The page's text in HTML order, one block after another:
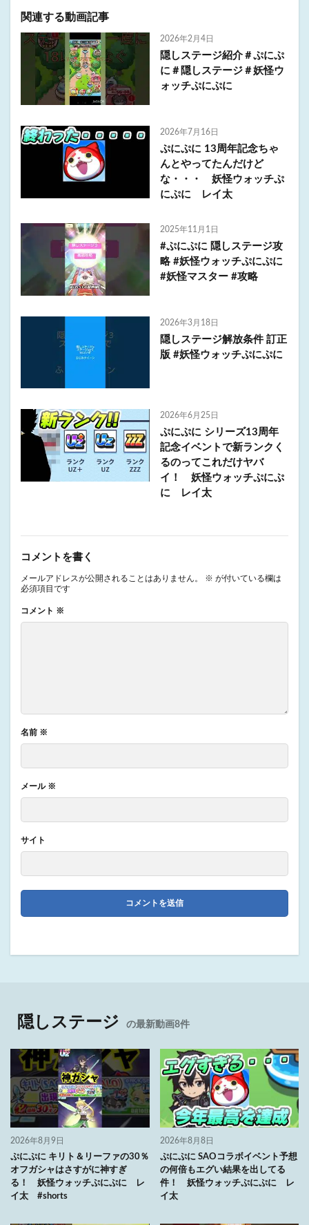
関連する動画記事
2026年2月4日
隠しステージ紹介＃ぷにぷ
に＃隠しステージ＃妖怪ウ
ォッチぷにぷに
2026年7月16日
ぷにぷに 13周年記念ちゃ
んとやってたんだけど
な・・・ 妖怪ウォッチぷ
にぷに レイ太
2025年11月1日
#ぷにぷに 隠しステージ攻
略 #妖怪ウォッチぷにぷに
#妖怪マスター #攻略
2026年3月18日
隠しステージ解放条件 訂正
版 #妖怪ウォッチぷにぷに
2026年6月25日
ぷにぷに シリーズ13周年
記念イベントで新ランクく
るのってこれだけヤバ
イ！ 妖怪ウォッチぷにぷ
に レイ太
コメントを書く
メールアドレスが公開されることはありません。 ※ が付いている欄は
必須項目です
コメント ※
名前 ※
メール ※
サイト
隠しステージ の最新動画8件
2026年8月9日
ぷにぷに キリト＆リーファの30％
オフガシャはさすがに神すぎ
る！ 妖怪ウォッチぷにぷに レ
イ太 #shorts
2026年8月8日
ぷにぷに SAOコラボイベント予想
の何倍もエグい結果を出してる
件！ 妖怪ウォッチぷにぷに レ
イ太